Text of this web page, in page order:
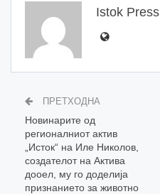
Istok Press
ПРЕТХОДНА
Новинарите од
регионалниот актив
„Исток“ на Иле Николов,
создателот на Актива
дооел, му го доделија
признанието за животно